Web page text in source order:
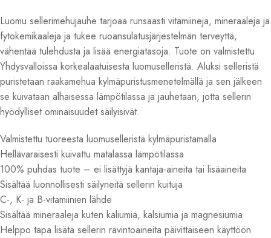
Luomu sellerimehujauhe tarjoaa runsaasti vitamiineja, mineraaleja ja
fytokemikaaleja ja tukee ruoansulatusjärjestelmän terveyttä,
vähentää tulehdusta ja lisää energiatasoja. Tuote on valmistettu
Yhdysvalloissa korkealaatuisesta luomuselleristä. Aluksi selleristä
puristetaan raakamehua kylmäpuristusmenetelmällä ja sen jälkeen
se kuivataan alhaisessa lämpötilassa ja jauhetaan, jotta sellerin
hyödylliset ominaisuudet säilyisivät.
Valmistettu tuoreesta luomuselleristä kylmäpuristamalla
Hellävaraisesti kuivattu matalassa lämpötilassa
100% puhdas tuote – ei lisättyjä kantaja-aineita tai lisäaineita
Sisältää luonnollisesti säilyneitä sellerin kuituja
C-, K- ja B-vitamiinien lähde
Sisältää mineraaleja kuten kaliumia, kalsiumia ja magnesiumia
Helppo tapa lisätä sellerin ravintoaineita päivittäiseen käyttöön